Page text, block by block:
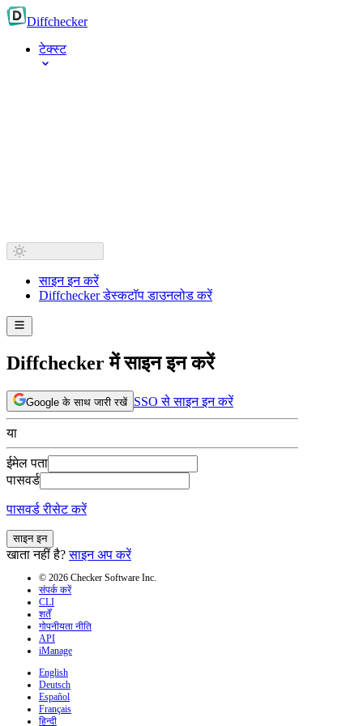
Diffchecker
टेक्स्ट
साइन इन करें
Diffchecker डेस्कटॉप डाउनलोड करें
Diffchecker में साइन इन करें
Google के साथ जारी रखें SSO से साइन इन करें
या
ईमेल पता
पासवर्ड
पासवर्ड रीसेट करें
साइन इन
खाता नहीं है? साइन अप करें
© 2026 Checker Software Inc.
संपर्क करें
CLI
शर्तें
गोपनीयता नीति
API
iManage
English
Deutsch
Español
Français
हिन्दी